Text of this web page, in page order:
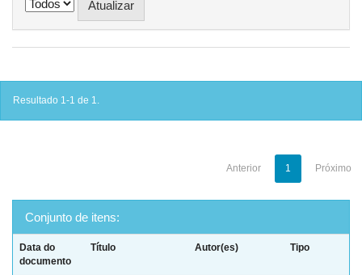
Resultado 1-1 de 1.
Anterior 1 Próximo
Conjunto de itens:
Data do
documento
Título Autor(es) Tipo